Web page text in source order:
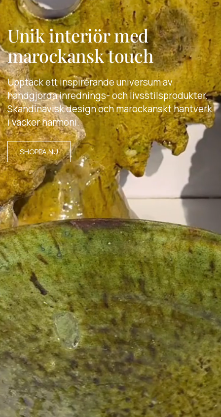
Unik interiör med
marockansk touch
Upptäck ett inspirerande universum av
handgjorda inrednings- och livsstilsprodukter.
Skandinavisk design och marockanskt hantverk
i vacker harmoni.
SHOPPA NU